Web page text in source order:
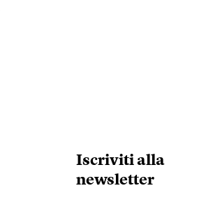
Iscriviti alla
newsletter